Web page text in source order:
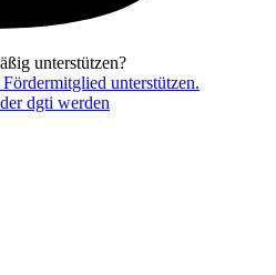
unterstützen?
unterstützen.
dgti werden